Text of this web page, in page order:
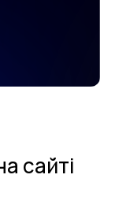
сайтi